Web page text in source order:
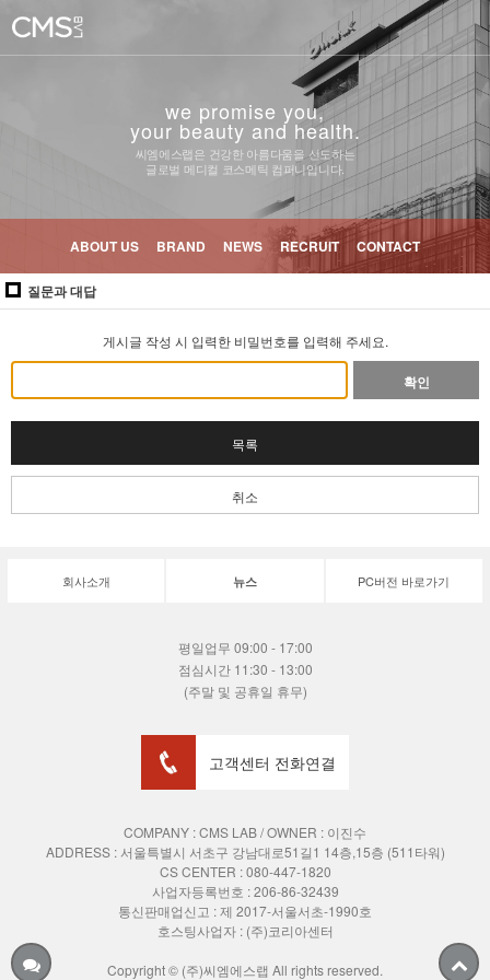
we promise you,
your beauty and health.
씨엠에스랩은 건강한 아름다움을 선도하는
글로벌 메디컬 코스메틱 컴퍼니입니다.
ABOUT US BRAND NEWS RECRUIT CONTACT
질문과 대답
게시글 작성 시 입력한 비밀번호를 입력해 주세요.
확인
목록
취소
회사소개 뉴스 PC버전 바로가기
평일업무 09:00 - 17:00
점심시간 11:30 - 13:00
(주말 및 공휴일 휴무)
고객센터 전화연결
COMPANY : CMS LAB / OWNER : 이진수
ADDRESS : 서울특별시 서초구 강남대로51길1 14층,15층 (511타워)
CS CENTER : 080-447-1820
사업자등록번호 : 206-86-32439
통신판매업신고 : 제 2017-서울서초-1990호
호스팅사업자 : (주)코리아센터
Copyright © (주)씨엠에스랩 All rights reserved.